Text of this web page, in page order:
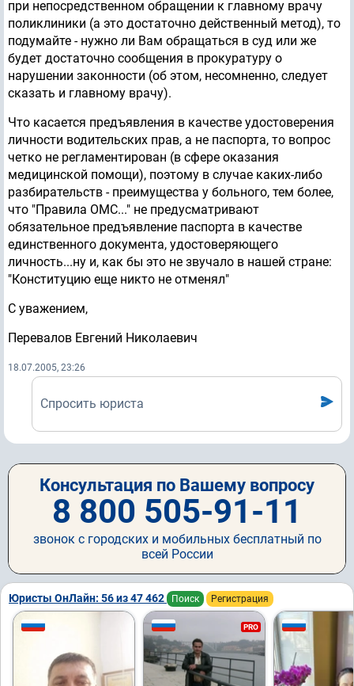
при непосредственном обращении к главному врачу
поликлиники (а это достаточно действенный метод), то
подумайте - нужно ли Вам обращаться в суд или же
будет достаточно сообщения в прокуратуру о
нарушении законности (об этом, несомненно, следует
сказать и главному врачу).
Что касается предъявления в качестве удостоверения
личности водительских прав, а не паспорта, то вопрос
четко не регламентирован (в сфере оказания
медицинской помощи), поэтому в случае каких-либо
разбирательств - преимущества у больного, тем более,
что "Правила ОМС..." не предусматривают
обязательное предъявление паспорта в качестве
единственного документа, удостоверяющего
личность...ну и, как бы это не звучало в нашей стране:
"Конституцию еще никто не отменял"
С уважением,
Перевалов Евгений Николаевич
18.07.2005, 23:26
Спросить юриста
Консультация по Вашему вопросу
8 800 505-91-11
звонок с городских и мобильных бесплатный по
всей России
Юристы ОнЛайн: 56 из 47 462 Поиск Регистрация
PRO